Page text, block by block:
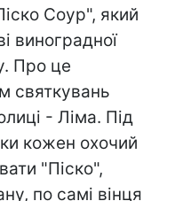
Соур", який
виноградної
Про це
святкувань
- Ліма. Під
кожен охочий
"Піско",
по самі вінця